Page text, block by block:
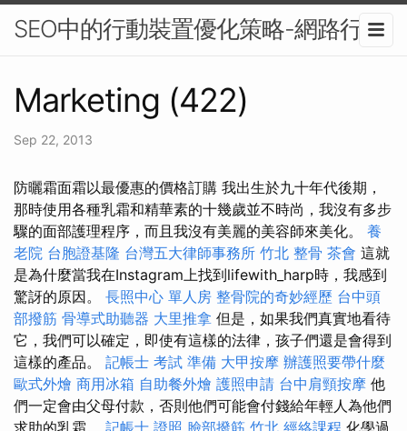
SEO中的行動裝置優化策略-網路行銷
Marketing (422)
Sep 22, 2013
防曬霜面霜以最優惠的價格訂購 我出生於九十年代後期，
那時使用各種乳霜和精華素的十幾歲並不時尚，我沒有多步
驟的面部護理程序，而且我沒有美麗的美容師來美化。 養
老院 台胞證基隆 台灣五大律師事務所 竹北 整骨 茶會 這就
是為什麼當我在Instagram上找到lifewith_harp時，我感到
驚訝的原因。 長照中心 單人房 整骨院的奇妙經歷 台中頭
部撥筋 骨導式助聽器 大里推拿 但是，如果我們真實地看待
它，我們可以確定，即使有這樣的法律，孩子們還是會得到
這樣的產品。 記帳士 考試 準備 大甲按摩 辦護照要帶什麼
歐式外燴 商用冰箱 自助餐外燴 護照申請 台中肩頸按摩 他
們一定會由父母付款，否則他們可能會付錢給年輕人為他們
求助的乳霜。 記帳士 證照 臉部撥筋 竹北 經絡課程 化學過